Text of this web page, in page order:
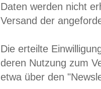
Daten werden nicht
Versand der
Die erteilte
deren Nutzung zum
etwa über den